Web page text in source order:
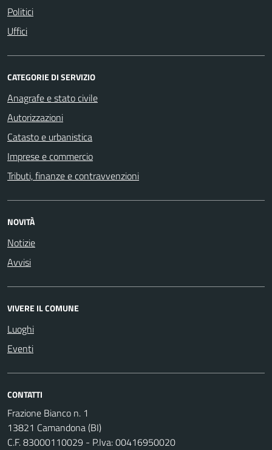
Politici
Uffici
CATEGORIE DI SERVIZIO
Anagrafe e stato civile
Autorizzazioni
Catasto e urbanistica
Imprese e commercio
Tributi, finanze e contravvenzioni
NOVITÀ
Notizie
Avvisi
VIVERE IL COMUNE
Luoghi
Eventi
CONTATTI
Frazione Bianco n. 1
13821 Camandona (BI)
C.F. 83000110029 - P.Iva: 00416950020